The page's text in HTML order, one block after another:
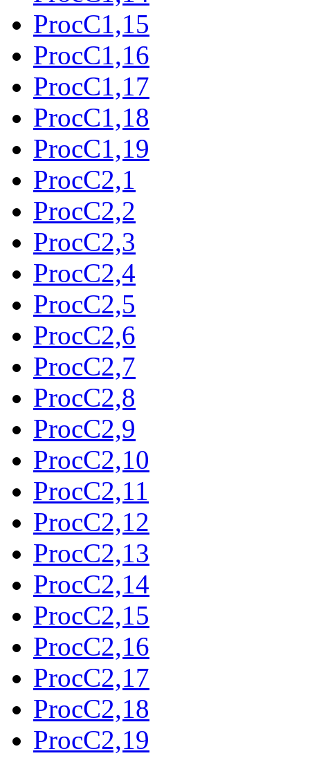
ProcC1,15
ProcC1,16
ProcC1,17
ProcC1,18
ProcC1,19
ProcC2,1
ProcC2,2
ProcC2,3
ProcC2,4
ProcC2,5
ProcC2,6
ProcC2,7
ProcC2,8
ProcC2,9
ProcC2,10
ProcC2,11
ProcC2,12
ProcC2,13
ProcC2,14
ProcC2,15
ProcC2,16
ProcC2,17
ProcC2,18
ProcC2,19